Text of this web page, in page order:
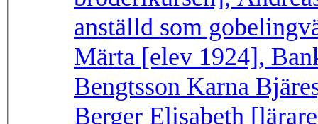
anställd som
Märta [elev 1924],
Bengtsson Karna
Berger Elisabeth